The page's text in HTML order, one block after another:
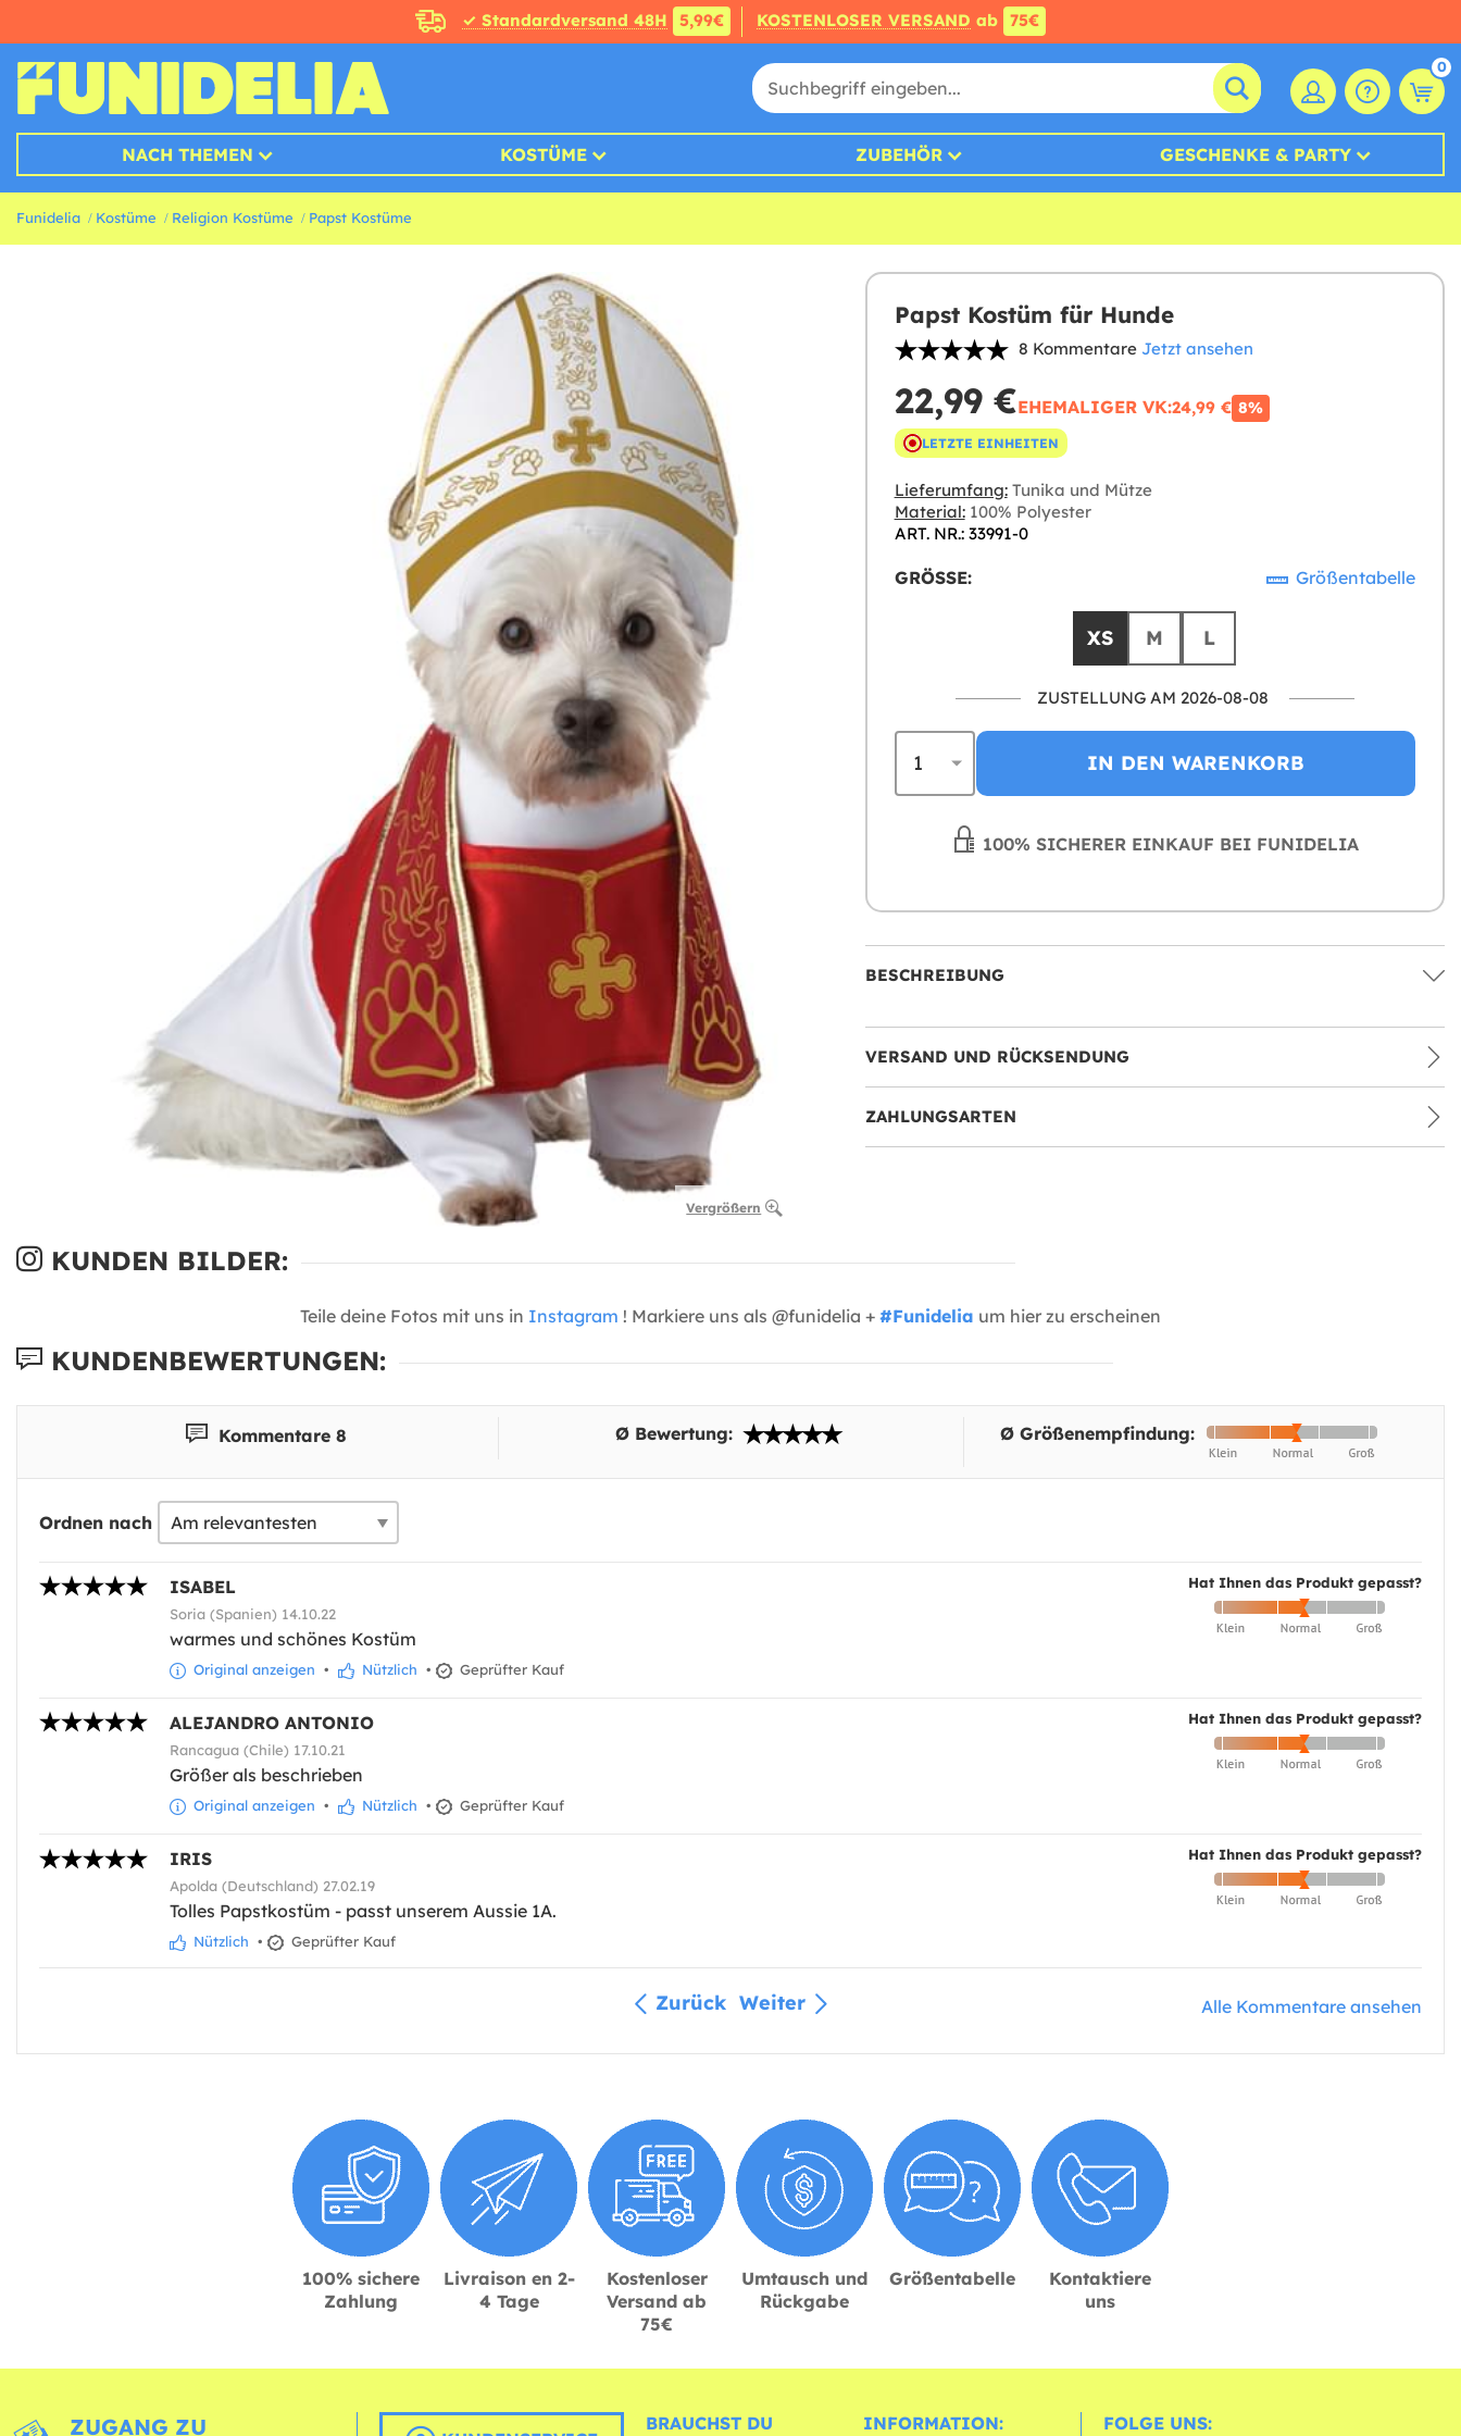
✓ Standardversand 48H 5,99€ KOSTENLOSER VERSAND ab 75€
0
NACH THEMEN KOSTÜME ZUBEHÖR GESCHENKE & PARTY
Funidelia Kostüme Religion Kostüme Papst Kostüme
Vergrößern
Papst Kostüm für Hunde
8 Kommentare Jetzt ansehen
22,99 €EHEMALIGER VK:24,99 € 8%
LETZTE EINHEITEN
Lieferumfang:Tunika und Mütze
Material:100% Polyester
ART. NR.: 33991-0
GRÖSSE: Größentabelle
XS M L
ZUSTELLUNG AM 2026-08-08
IN DEN WARENKORB
100% SICHERER EINKAUF BEI FUNIDELIA
BESCHREIBUNG
VERSAND UND RÜCKSENDUNG
ZAHLUNGSARTEN
KUNDEN BILDER:
Teile deine Fotos mit uns in Instagram ! Markiere uns als @funidelia + #Funidelia um hier zu erscheinen
KUNDENBEWERTUNGEN:
Kommentare 8 Ø Bewertung: Ø Größenempfindung:
Ordnen nach
Hat Ihnen das Produkt gepasst?
ISABEL
Soria (Spanien) 14.10.22
warmes und schönes Kostüm
Original anzeigen • Nützlich • Geprüfter Kauf
Hat Ihnen das Produkt gepasst?
ALEJANDRO ANTONIO
Rancagua (Chile) 17.10.21
Größer als beschrieben
Original anzeigen • Nützlich • Geprüfter Kauf
Hat Ihnen das Produkt gepasst?
IRIS
Apolda (Deutschland) 27.02.19
Tolles Papstkostüm - passt unserem Aussie 1A.
Nützlich • Geprüfter Kauf
Zurück Weiter Alle Kommentare ansehen
100% sichere
Zahlung
Livraison en 2-
4 Tage
Kostenloser
Versand ab
75€
Umtausch und
Rückgabe
Größentabelle
Kontaktiere
uns
ZUGANG ZU
BRAUCHST DU
INFORMATION: FOLGE UNS: